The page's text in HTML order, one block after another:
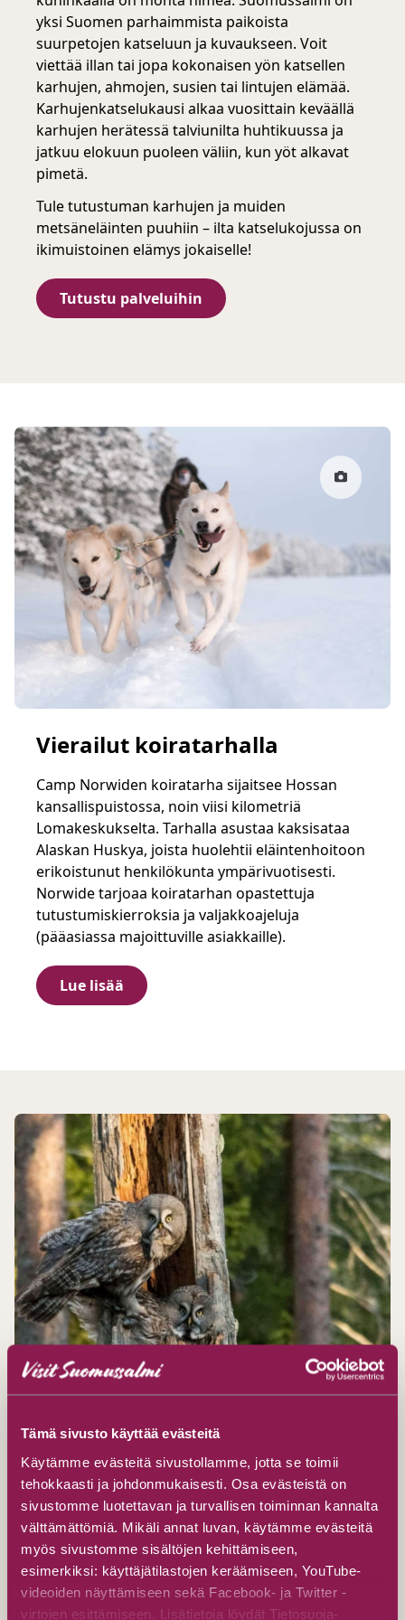
Tämä sivusto käyttää evästeitä
Käytämme evästeitä sivustollamme, jotta se toimii
tehokkaasti ja johdonmukaisesti. Osa evästeistä on
sivustomme luotettavan ja turvallisen toiminnan kannalta
välttämättömiä. Mikäli annat luvan, käytämme evästeitä
myös sivustomme sisältöjen kehittämiseen,
esimerkiksi: käyttäjätilastojen keräämiseen, YouTube-
videoiden näyttämiseen sekä Facebook- ja Twitter -
virtojen esittämiseen. Lisätietoja löydät Tietosuoja-
yksi Suomen parhaimmista paikoista
suurpetojen katseluun ja kuvaukseen. Voit
viettää illan tai jopa kokonaisen yön katsellen
karhujen, ahmojen, susien tai lintujen elämää.
Karhujenkatselukausi alkaa vuosittain keväällä
karhujen herätessä talviunilta huhtikuussa ja
jatkuu elokuun puoleen väliin, kun yöt alkavat
pimetä.
Tule tutustuman karhujen ja muiden
metsäneläinten puuhiin – ilta katselukojussa on
ikimuistoinen elämys jokaiselle!
Tutustu palveluihin
Vierailut koiratarhalla
Camp Norwiden koiratarha sijaitsee Hossan
kansallispuistossa, noin viisi kilometriä
Lomakeskukselta. Tarhalla asustaa kaksisataa
Alaskan Huskya, joista huolehtii eläintenhoitoon
erikoistunut henkilökunta ympärivuotisesti.
Norwide tarjoaa koiratarhan opastettuja
tutustumiskierroksia ja valjakkoajeluja
(pääasiassa majoittuville asiakkaille).
Lue lisää
Tarkkaile lintuja
Suomussalmen useat lintutornit tarjoavat
erinomaisen mahdollisuuden lintujen
tarkkailuun ja luontovalokuvaukseen ympäri
vuoden. Tornit sijaitsevat kosteikkojen, järvien ja
soiden läheisyydessä, joissa voi havaita
runsaasti erilaisia lintuja niin kevät- ja
syysmuuton aikana kuin pesimäkaudellakin.